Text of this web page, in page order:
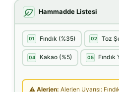
Hammadde Listesi
01 Fındık (%35) 02 Toz
04 Kakao (%5) 05 Fındık
⚠ Alerjen: Alerjen Uyarısı: